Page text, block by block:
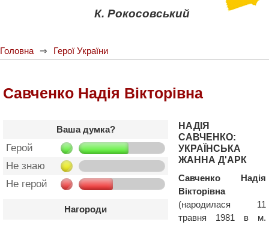
К. Рокосовський
Головна Герої України
Савченко Надія Вікторівна
Ваша думка?
Герой
Не знаю
Не герой
Нагороди
НАДІЯ
САВЧЕНКО:
УКРАЇНСЬКА
ЖАННА Д'АРК
Савченко Надія
Вікторівна
(народилася 11
травня 1981 в м.